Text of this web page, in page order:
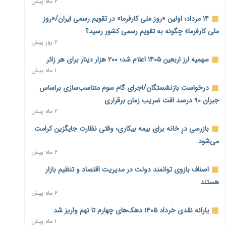
۲ روز پیش
نماینده مجلس: توسعه مرزهای زمینی به راهبرد تأمین کالاهای
۲ روز پیش
خانه کارگر قزوین: شکاف دستمزد و هزینه معیشت هر روز عمیق‌تر
می‌شود
رئیس سازمان امور مالیاتی: بلاگرهای پردرآمد مشمول پرداخت
مالیات هستند
پیش‌بینی افزایش تولید برنج؛ نیاز وارداتی کشور به ۵۰۰ هزار تن
کاهش می‌یابد
امضای تفاهم‌نامه تجاری ایران و پاکستان؛ هدف‌گذاری تجارت ۱۰
میلیارد دلاری
۲ روز پیش
۱۴ مرداد؛ اولین «روز ملی کارفرما» در تقویم رسمی ایران/«روز
ملی کارفرما» چگونه به تقویم رسمی کشور رسید؟
۲ روز پیش
سهمیه ارز اربعین ۱۴۰۵ اعلام شد؛ ۲۰۰ هزار دینار برای هر زائر
۱ ماه پیش
درخواست بازنشستگان/اجرای گام سوم متناسب‌سازی براساس
جبران ۹۰ درصد افت ضریب زمان برقراری
۲ ماه پیش
بازرسی درِ خانه برای بیمه بیکاری؛ وقتی نظارت جایگزین کرامت
می‌شود
۲ ماه پیش
اصناف بازوی توانمند دولت در مدیریت اقتصاد و تنظیم بازار
هستند
۲ ماه پیش
یارانه نقدی خرداد ۱۴۰۵ دهک‌های چهارم تا نهم واریز شد
۱ ماه پیش